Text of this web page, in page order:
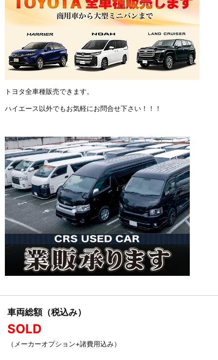
トヨタ全車種販売できます。
ハイエース以外でもお気軽にお問合せ下さい！！！
車両総額（税込み）
SOLD
（メーカーオプション+諸費用込み）